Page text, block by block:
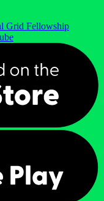
Grid Fellowship